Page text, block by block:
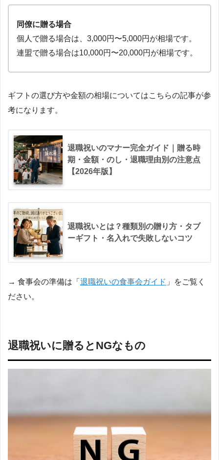
同僚に贈る場合
個人で贈る場合は、3,000円〜5,000円が相場です。
連盟で贈る場合は10,000円〜20,000円が相場です。
ギフトの選び方や金額の相場についてはこちらの記事が参
考になります。
退職祝いのマナー完全ガイド｜贈る時
期・金額・のし・退職理由別の注意点
【2026年版】
退職祝いとは？種類別の贈り方・タブ
ーギフト・名入れで失敗しないコツ
→ 食事会の準備は「 退職祝いの食事会ガイド 」をご覧く
ださい。
退職祝いに贈るとNGなもの